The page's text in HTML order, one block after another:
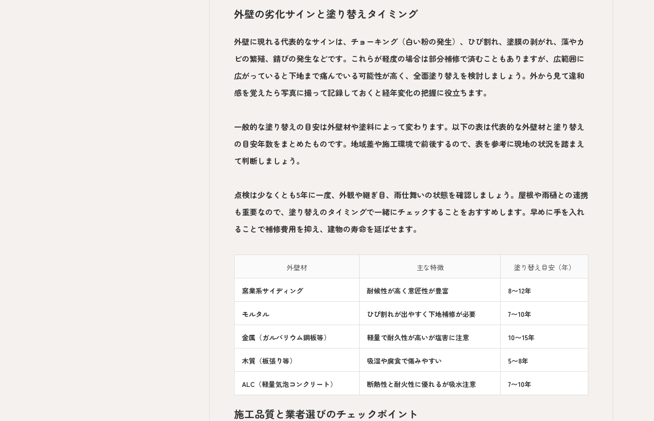
外壁の劣化サインと塗り替えタイミング
外壁に現れる代表的なサインは、チョーキング（白い粉の発生）、ひび割れ、塗膜の剥がれ、藻やカ
ビの繁殖、錆びの発生などです。これらが軽度の場合は部分補修で済むこともありますが、広範囲に
広がっていると下地まで痛んでいる可能性が高く、全面塗り替えを検討しましょう。外から見て違和
感を覚えたら写真に撮って記録しておくと経年変化の把握に役立ちます。
一般的な塗り替えの目安は外壁材や塗料によって変わります。以下の表は代表的な外壁材と塗り替え
の目安年数をまとめたものです。地域差や施工環境で前後するので、表を参考に現地の状況を踏まえ
て判断しましょう。
点検は少なくとも5年に一度、外観や継ぎ目、雨仕舞いの状態を確認しましょう。屋根や雨樋との連携
も重要なので、塗り替えのタイミングで一緒にチェックすることをおすすめします。早めに手を入れ
ることで補修費用を抑え、建物の寿命を延ばせます。
外壁材 主な特徴 塗り替え目安（年）
窯業系サイディング 耐候性が高く意匠性が豊富 8〜12年
モルタル ひび割れが出やすく下地補修が必要 7〜10年
金属（ガルバリウム鋼板等） 軽量で耐久性が高いが塩害に注意 10〜15年
木質（板張り等） 吸湿や腐食で傷みやすい 5〜8年
ALC（軽量気泡コンクリート） 断熱性と耐火性に優れるが吸水注意 7〜10年
施工品質と業者選びのチェックポイント